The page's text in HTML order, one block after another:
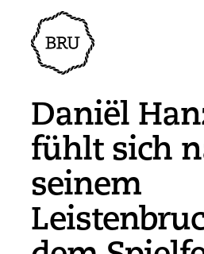
Veranstaltungskalender
Veranstaltung anmelden
Übernachtung
Geschäfte
Natur & wasser
Sport
Sehenswürdigkeiten
Geschichte
Zugänglichkeit
Parken
Wohnumfeld
Um zu unternehmen
Stellenangebote
Stellenangebote
Unternehmen
Nachrichtenübersicht
Neuigkeiten einreichen
Daniël
fühlt sich
seinem